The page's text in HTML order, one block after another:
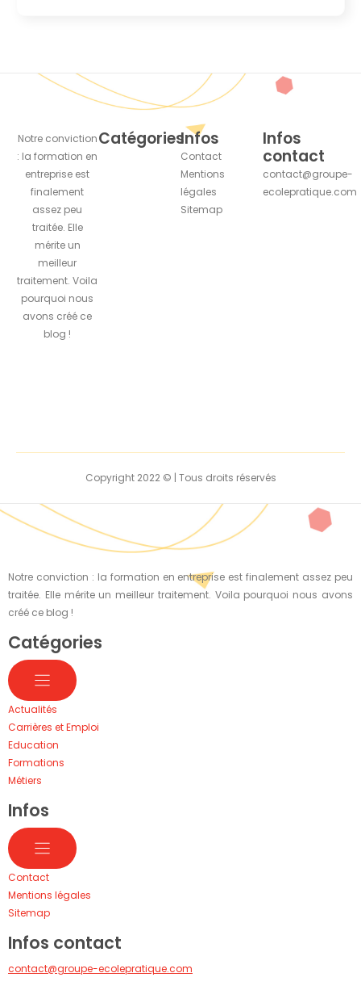
Notre conviction
: la formation en
entreprise est
finalement
assez peu
traitée. Elle
mérite un
meilleur
traitement. Voila
pourquoi nous
avons créé ce
blog !
CatégoriesInfos
Contact
Mentions
légales
Sitemap
Infos
contact
contact@groupe-
ecolepratique.com
Copyright 2022 © | Tous droits réservés
Notre conviction : la formation en entreprise est finalement assez peu
traitée. Elle mérite un meilleur traitement. Voila pourquoi nous avons
créé ce blog !
Catégories
Actualités
Carrières et Emploi
Education
Formations
Métiers
Infos
Contact
Mentions légales
Sitemap
Infos contact
contact@groupe-ecolepratique.com